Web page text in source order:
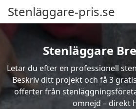
Stenläggare-pris.se
Stenläggare
Letar du efter en professionell
Beskriv ditt projekt och få 3
offerter från
omnejd – direkt